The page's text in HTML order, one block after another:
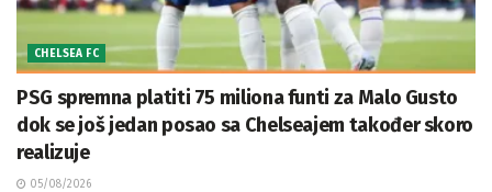
CHELSEA FC
PSG spremna platiti 75 miliona funti za Malo Gusto
dok se još jedan posao sa Chelseajem također skoro
realizuje
05/08/2026